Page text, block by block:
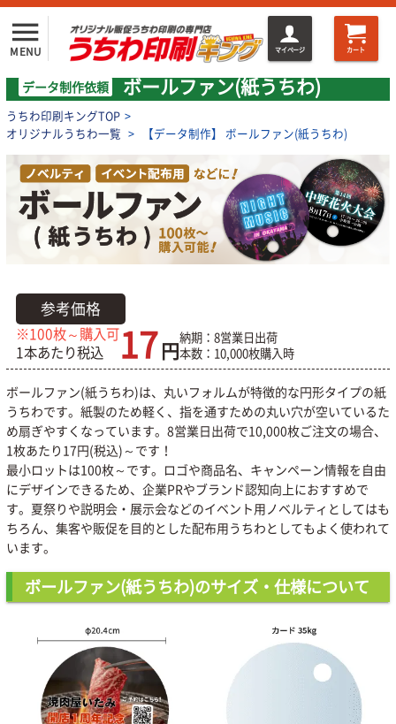
menu
MENU マイページ カート
データ制作依頼 ボールファン(紙うちわ)
うちわ印刷キングTOP >
オリジナルうちわ一覧 > 【データ制作】 ボールファン(紙うちわ)
参考価格
※100枚～購入可
1本あたり税込
17円納期：8営業日出荷
本数：10,000枚購入時
ボールファン(紙うちわ)は、丸いフォルムが特徴的な円形タイプの紙
うちわです。紙製のため軽く、指を通すための丸い穴が空いているた
め扇ぎやすくなっています。8営業日出荷で10,000枚ご注文の場合、
1枚あたり17円(税込)～です！
最小ロットは100枚～です。ロゴや商品名、キャンペーン情報を自由
にデザインできるため、企業PRやブランド認知向上におすすめで
す。夏祭りや説明会・展示会などのイベント用ノベルティとしてはも
ちろん、集客や販促を目的とした配布用うちわとしてもよく使われて
います。
ボールファン(紙うちわ)のサイズ・仕様について